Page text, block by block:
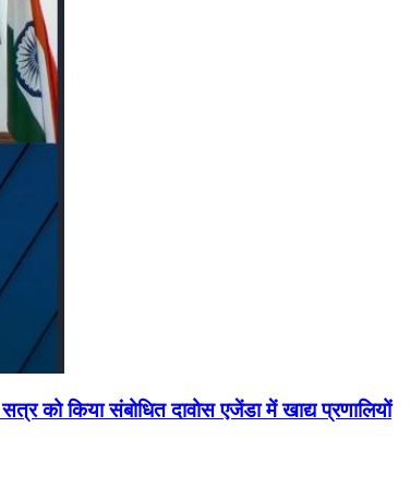
को किया संबोधित दावोस एजेंडा में खाद्य प्रणालियों